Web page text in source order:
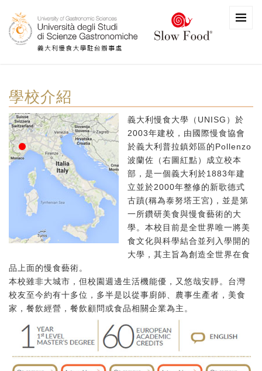
學校介紹
義大利慢食大學（UNISG）於
2003年建校，由國際慢食協會
於義大利普拉鎮郊區的Pollenzo
波蘭佐（右圖紅點）成立校本
部，是一個義大利於1883年建
立並於2000年整修的新歌德式
古蹟(稱為泰努塔王宮)，並是第
一所鑽研美食與慢食藝術的大
學。本校目前是全世界唯一將美
食文化與科學結合並列入學開的
大學，其主旨為創造全世界在食
品上面的慢食藝術。
本校雖非大城市，但校園週邊生活機能優，又悠哉安靜。台灣
校友至今約有十多位，多半是以從事廚師、農事生產者，美食
家，餐飲經營，餐飲顧問或食品相關企業為主。